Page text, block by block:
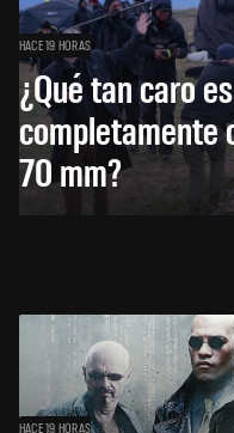
HACE 19 HORAS
¿Qué tan caro
completamente
70 mm?
HACE 19 HORAS